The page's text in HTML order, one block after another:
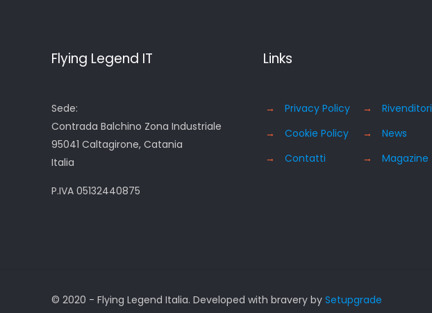
Flying Legend IT
Sede:
Contrada Balchino Zona Industriale
95041 Caltagirone, Catania
Italia
P.IVA 05132440875
Links
→
Privacy Policy
→
Cookie Policy
→
Contatti
→
Rivenditori
→
News
→
Magazine
© 2020 - Flying Legend Italia. Developed with bravery bySetupgrade